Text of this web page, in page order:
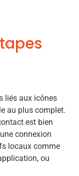
liés aux icônes
au plus complet.
est bien
connexion
locaux comme
ou